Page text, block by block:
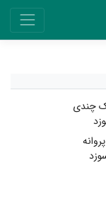
چندی